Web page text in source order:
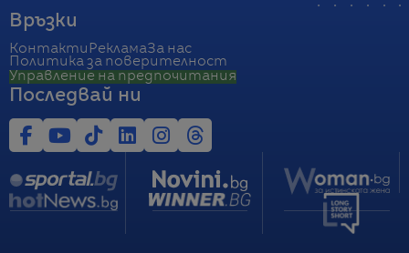
Връзки
Контакти РекламаЗа нас
Политика за поверителност
Управление на предпочитания
Последвай ни